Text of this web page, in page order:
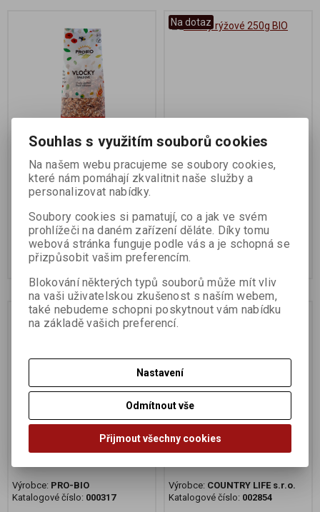
Vločky špaldové 250g BIO
Výrobce:PRO-BIO
33 Kč
Koupit
Na dotaz
Vločky rýžové 250g BIO
50 Kč
Vločky rýžové 200g BIO
Výrobce: PRO-BIO
Katalogové číslo: 000317
Vločky quinoa 250g BIO
Výrobce: COUNTRY LIFE s.r.o.
Katalogové číslo: 002854
Souhlas s využitím souborů cookies
Na našem webu pracujeme se soubory cookies,
které nám pomáhají zkvalitnit naše služby a
personalizovat nabídky.
Soubory cookies si pamatují, co a jak ve svém
prohlížeči na daném zařízení děláte. Díky tomu
webová stránka funguje podle vás a je schopná se
přizpůsobit vašim preferencím.
Blokování některých typů souborů může mít vliv
na vaši uživatelskou zkušenost s naším webem,
také nebudeme schopni poskytnout vám nabídku
na základě vašich preferencí.
Nastavení
Odmítnout vše
Přijmout všechny cookies